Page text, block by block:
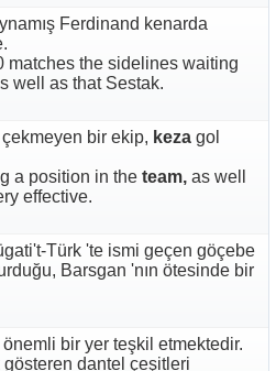
Ferdinand kenarda
matches the sidelines waiting
well as that Sestak.
çekmeyen bir ekip, keza gol
a position in the team, as well
effective.
Türk 'te ismi geçen göçebe
Barsgan 'nın ötesinde bir
bir yer teşkil etmektedir.
dantel çeşitleri